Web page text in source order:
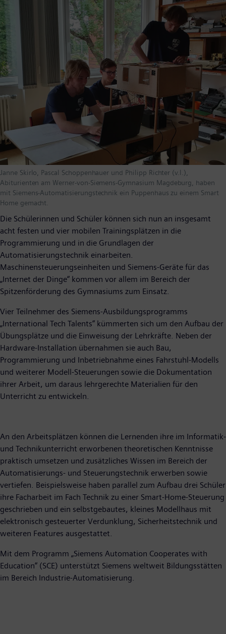
Janne Skirlo, Pascal Schoppenhauer und Philipp Richter (v.l.),
Abiturienten am Werner-von-Siemens-Gymnasium Magdeburg, haben
mit Siemens-Automatisierungstechnik ein Puppenhaus zu einem Smart
Home gemacht.
Die Schülerinnen und Schüler können sich nun an insgesamt
acht festen und vier mobilen Trainingsplätzen in die
Programmierung und in die Grundlagen der
Automatisierungstechnik einarbeiten.
Maschinensteuerungseinheiten und Siemens-Geräte für das
„Internet der Dinge“ kommen vor allem im Bereich der
Spitzenförderung des Gymnasiums zum Einsatz.
Vier Teilnehmer des Siemens-Ausbildungsprogramms
„International Tech Talents“ kümmerten sich um den Aufbau der
Übungsplätze und die Einweisung der Lehrkräfte. Neben der
Hardware-Installation übernahmen sie auch Bau,
Programmierung und Inbetriebnahme eines Fahrstuhl-Modells
und weiterer Modell-Steuerungen sowie die Dokumentation
ihrer Arbeit, um daraus lehrgerechte Materialien für den
Unterricht zu entwickeln.
An den Arbeitsplätzen können die Lernenden ihre im Informatik-
und Technikunterricht erworbenen theoretischen Kenntnisse
praktisch umsetzen und zusätzliches Wissen im Bereich der
Automatisierungs- und Steuerungstechnik erwerben sowie
vertiefen. Beispielsweise haben parallel zum Aufbau drei Schüler
ihre Facharbeit im Fach Technik zu einer Smart-Home-Steuerung
geschrieben und ein selbstgebautes, kleines Modellhaus mit
elektronisch gesteuerter Verdunklung, Sicherheitstechnik und
weiteren Features ausgestattet.
Mit dem Programm „Siemens Automation Cooperates with
Education“ (SCE) unterstützt Siemens weltweit Bildungsstätten
im Bereich Industrie-Automatisierung.